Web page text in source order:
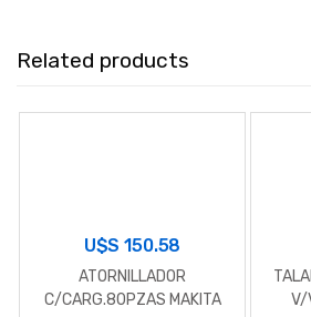
Related products
U$S150.58
ATORNILLADOR
C/CARG.80PZAS MAKITA
V/